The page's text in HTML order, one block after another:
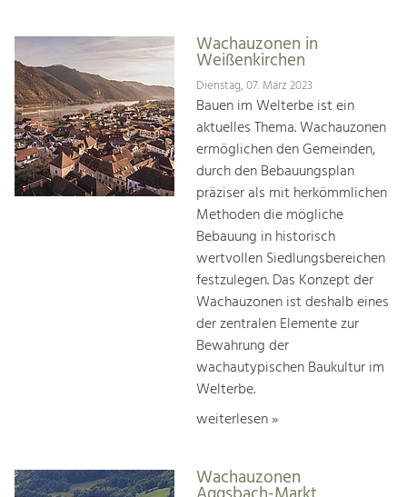
Wachauzonen in
Weißenkirchen
Dienstag, 07. März 2023
Bauen im Welterbe ist ein
aktuelles Thema. Wachauzonen
ermöglichen den Gemeinden,
durch den Bebauungsplan
präziser als mit herkömmlichen
Methoden die mögliche
Bebauung in historisch
wertvollen Siedlungsbereichen
festzulegen. Das Konzept der
Wachauzonen ist deshalb eines
der zentralen Elemente zur
Bewahrung der
wachautypischen Baukultur im
Welterbe.
weiterlesen »
Wachauzonen